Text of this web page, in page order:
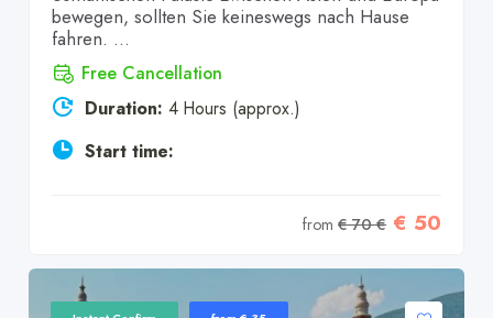
bewegen, sollten Sie keineswegs nach Hause
fahren. ...
Free Cancellation
Duration: 4 Hours (approx.)
Start time:
from€ 70 € € 50